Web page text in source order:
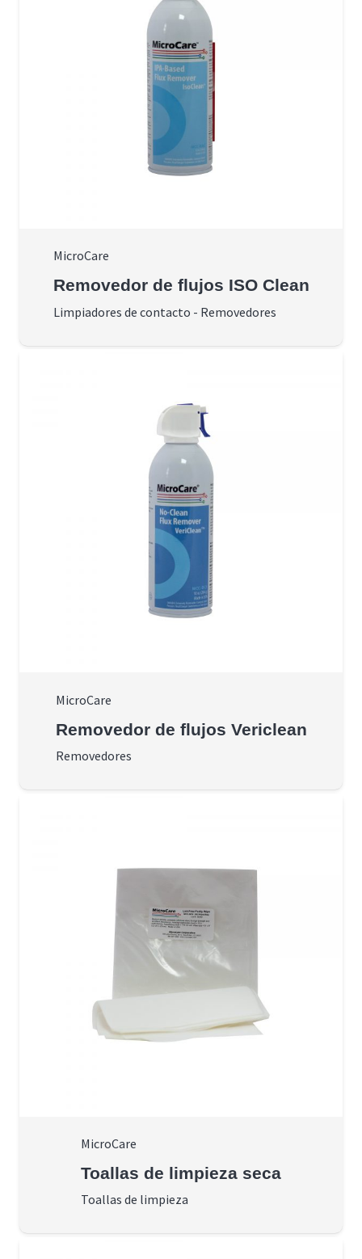
MicroCare
Removedor de flujos ISO Clean
Limpiadores de contacto - Removedores
MicroCare
Removedor de flujos Vericlean
Removedores
MicroCare
Toallas de limpieza seca
Toallas de limpieza